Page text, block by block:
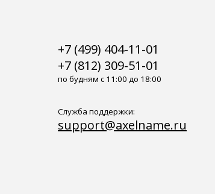
+7 (499) 404-11-01
+7 (812) 309-51-01
по будням с 11:00 до 18:00
Служба поддержки:
support@axelname.ru